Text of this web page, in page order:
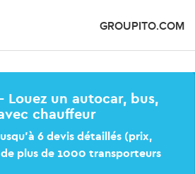
GROUPITO.COM
Louez un autocar, bus,
chauffeur
6 devis détaillés (prix,
plus de 1000 transporteurs